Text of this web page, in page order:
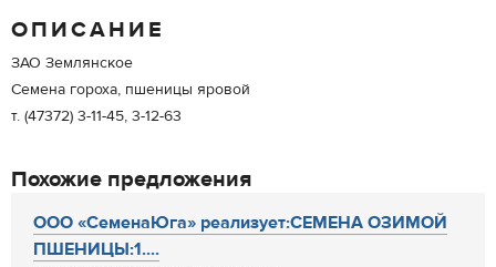
ОПИСАНИЕ
ЗАО Землянское
Семена гороха, пшеницы яровой
т. (47372) 3-11-45, 3-12-63
Похожие предложения
ООО «СеменаЮга» реализует:СЕМЕНА ОЗИМОЙ
ПШЕНИЦЫ:1....